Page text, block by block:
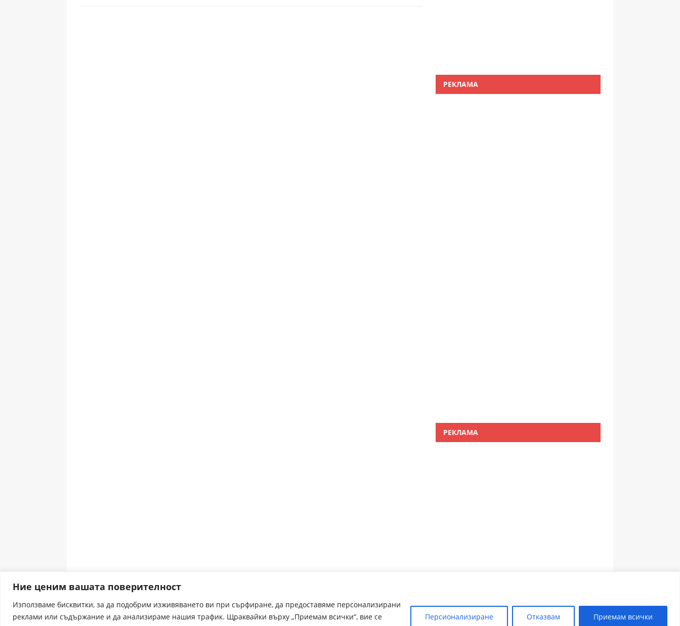
Ние ценим вашата поверителност
Използваме бисквитки, за да подобрим изживяването ви при сърфиране, да предоставяме персонализирани
реклами или съдържание и да анализираме нашия трафик. Щраквайки върху „Приемам всички“, вие се
Персионализиране Отказвам Приемам всички
РЕКЛАМА
РЕКЛАМА
ЗЪБОЛЕКАР ПЛОВДИВ